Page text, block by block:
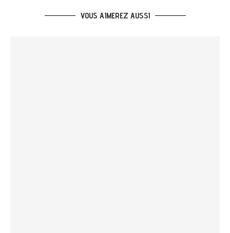
VOUS AIMEREZ AUSSI